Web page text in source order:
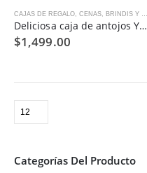
CAJAS DE REGALO CENAS, BRINDIS Y REGALOS HOME OFFICE
Deliciosa caja de antojos Yummy Pack® Grande
$1,499.00
Categorías Del Producto